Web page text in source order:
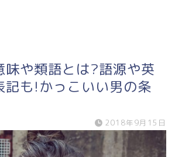
味や類語とは?語源や英
記も!かっこいい男の条
2018年9月15日